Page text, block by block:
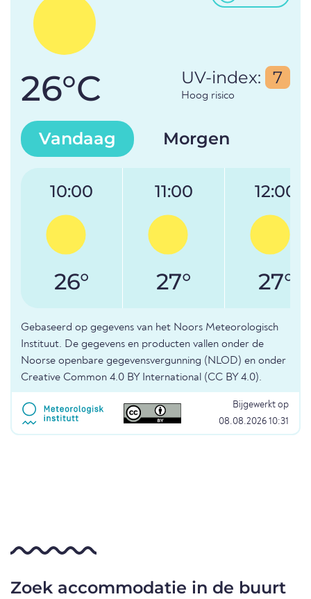
26°C UV-index: 7
Hoog risico
Vandaag Morgen
10:00
26°
11:00
27°
12:00
27°
Gebaseerd op gegevens van het Noors Meteorologisch
Instituut. De gegevens en producten vallen onder de
Noorse openbare gegevensvergunning (NLOD) en onder
Creative Common 4.0 BY International (CC BY 4.0).
Bijgewerkt op
08.08.2026 10:31
Zoek accommodatie in de buurt